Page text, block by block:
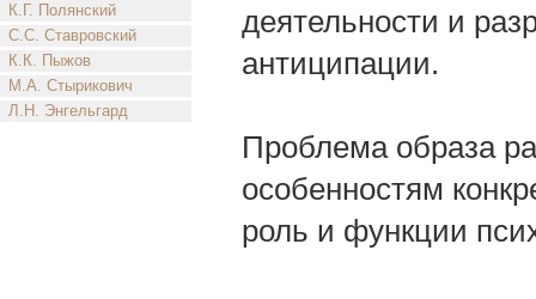
К.Г. Полянский
С.С. Ставровский
К.К. Пыжов
М.А. Стырикович
Л.Н. Энгельгард
деятельности и
антиципации.
Проблема образа
особенностям
роль и функции